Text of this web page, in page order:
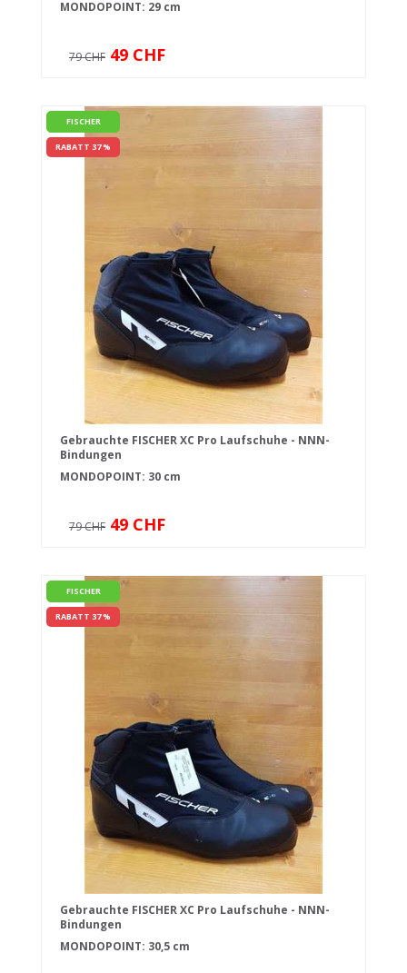
MONDOPOINT: 29 cm
79 CHF 49 CHF
FISCHER
RABATT 37 %
Gebrauchte FISCHER XC Pro Laufschuhe - NNN-
Bindungen
MONDOPOINT: 30 cm
79 CHF 49 CHF
FISCHER
RABATT 37 %
Gebrauchte FISCHER XC Pro Laufschuhe - NNN-
Bindungen
MONDOPOINT: 30,5 cm